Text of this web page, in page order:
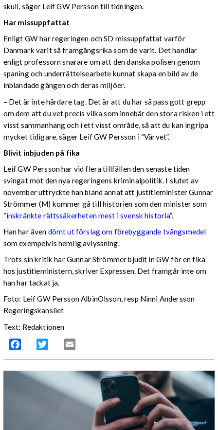
skull, säger Leif GW Persson till tidningen.
Har missuppfattat
Enligt GW har regeringen och SD missuppfattat varför
Danmark varit så framgångsrika som de varit. Det handlar
enligt professorn snarare om att den danska polisen genom
spaning och underrättelsearbete kunnat skapa en bild av de
inblandade gängen och deras miljöer.
– Det är inte hårdare tag. Det är att du har så pass gott grepp
om dem att du vet precis vilka som innebär den stora risken i ett
visst sammanhang och i ett visst område, så att du kan ingripa
mycket tidigare, säger Leif GW Persson i “Värvet”.
Blivit inbjuden på fika
Leif GW Persson har vid flera tillfällen den senaste tiden
svingat mot den nya regeringens kriminalpolitik. I slutet av
november uttryckte han bland annat att justitieminister Gunnar
Strömmer (M) kommer gå till historien som den minister som
“inskränkte rättssäkerheten mest i svensk historia”.
Han har även dömt ut förslag om förebyggande tvångsmedel
som exempelvis hemlig avlyssning.
Trots sin kritik har Gunnar Strömmer bjudit in GW för en fika
hos justitieministern, skriver Expressen. Det framgår inte om
han har tackat ja.
Foto: Leif GW Persson AlbinOlsson, resp Ninni Andersson
Regeringskansliet
Text: Redaktionen
Facebook Twitter